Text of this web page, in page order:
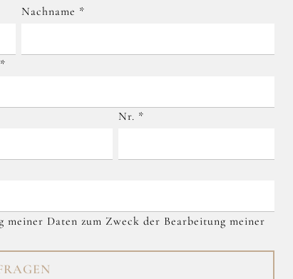
Nachname *
*
Nr. *
meiner Daten zum Zweck der Bearbeitung meiner